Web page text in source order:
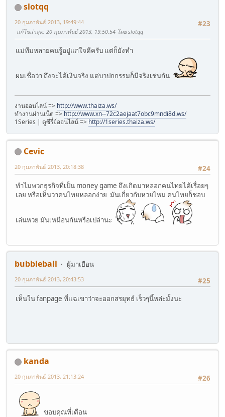
slotqq
#23
20 กุมภาพันธ์ 2013, 19:49:44
แก้ไขล่าสุด: 20 กุมภาพันธ์ 2013, 19:50:54 โดย slotqq
แม่ทีมหลายคนรู้อยู่แก่ใจดีครับ แต่ก็ยังทำ
ผมเชื่อว่า ถึงจะได้เงินจริง แต่บาปกกรรมก็มีจริงเช่นกัน
งานออนไลน์ => http://www.thaiza.ws/
ทํางานผ่านเน็ต => http://www.xn--72c2aejaat7obc9mndi8d.ws/
1Series | ดูซีรี่ย์ออนไลน์ => http://1series.thaiza.ws/
Cevic
#24
20 กุมภาพันธ์ 2013, 20:18:38
ทำไมพวกธุรกิจที่เป็น money game ถึงเกิดมาหลอกคนไทยได้เรื่อยๆ
เลย หรือเห็นว่าคนไทยหลอกง่าย มันเกี่ยวกับหวยไหม คนไทยก็ชอบ
เล่นหวย มันเหมือนกันหรือเปล่านะ
bubbleball
ผู้มาเยือน
#25
20 กุมภาพันธ์ 2013, 20:43:53
เห็นใน fanpage ที่แฉเขาว่าจะออกสรยุทธ์ เร็วๆนี้หล่ะมั้งนะ
kanda
#26
20 กุมภาพันธ์ 2013, 21:13:24
ขอบคุณที่เตือน